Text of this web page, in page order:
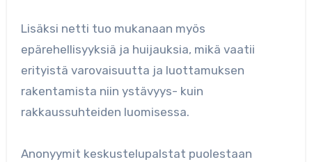
Lisäksi netti tuo mukanaan myös
epärehellisyyksiä ja huijauksia, mikä vaatii
erityistä varovaisuutta ja luottamuksen
rakentamista niin ystävyys- kuin
rakkaussuhteiden luomisessa.
Anonyymit keskustelupalstat puolestaan